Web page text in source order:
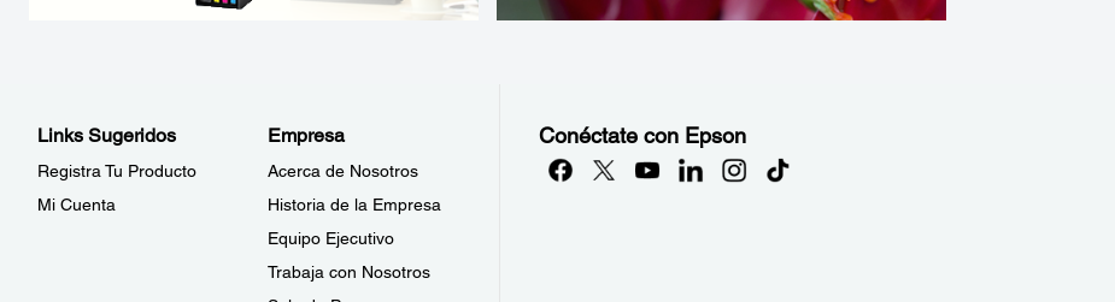
Links Sugeridos
Registra Tu Producto
Mi Cuenta
Empresa
Acerca de Nosotros
Historia de la Empresa
Equipo Ejecutivo
Trabaja con Nosotros
Conéctate con Epson